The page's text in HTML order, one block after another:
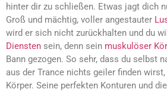
hinter dir zu schließen. Etwas jagt dich
Groß und mächtig, voller angestauter
wird er sich nicht zurückhalten und du
Diensten sein, denn sein muskulöser
Bann gezogen. So sehr, dass du selbst
aus der Trance nichts geiler finden
Körper. Seine perfekten Konturen und die